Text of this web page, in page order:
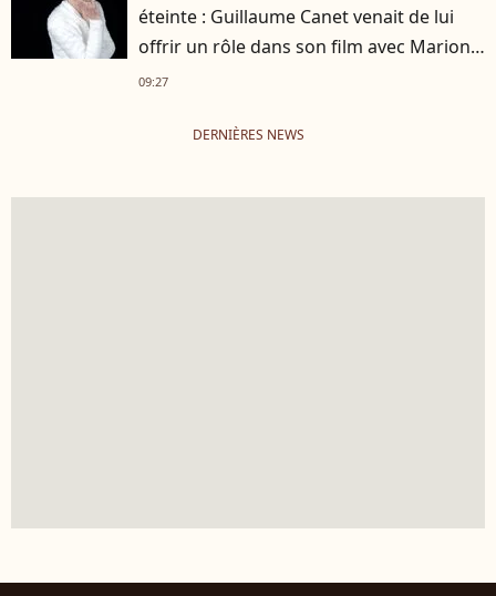
éteinte : Guillaume Canet venait de lui
offrir un rôle dans son film avec Marion
Cotillard
09:27
DERNIÈRES NEWS